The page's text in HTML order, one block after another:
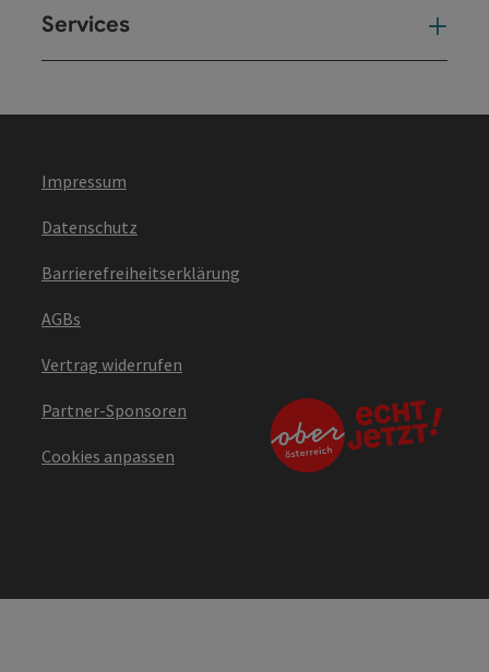
Services
Impressum
Datenschutz
Barrierefreiheitserklärung
AGBs
Vertrag widerrufen
Partner-Sponsoren
Cookies anpassen